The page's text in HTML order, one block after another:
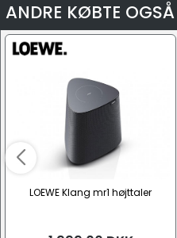
ANDRE KØBTE OGSÅ
LOEWE Klang mr1 højttaler